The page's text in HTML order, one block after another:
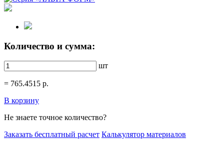
Количество и сумма:
шт
= 765.4515 р.
В корзину
Не знаете точное количество?
Заказать бесплатный расчет Калькулятор материалов